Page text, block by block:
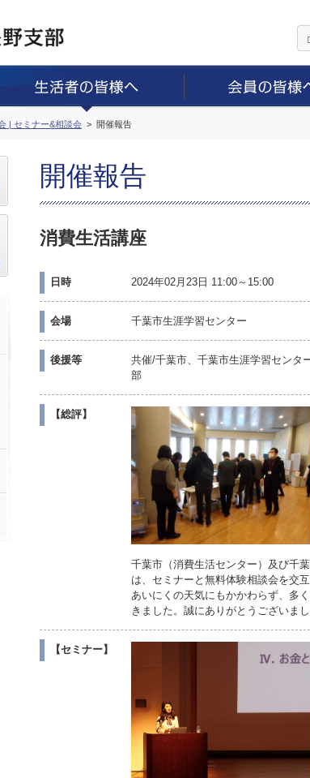
| セミナー&相談会 開催報告
開催報告
消費生活講座
日時 2024年02月23日 11:00～15:00
会場 千葉市生涯学習センター
後援等
共催/千葉市、千葉市生涯学習センタ
部
【総評】
千葉市（消費生活センター）及び千
は、セミナーと無料体験相談会を交
あいにくの天気にもかかわらず、多
きました。誠にありがとうございまし
【セミナー】